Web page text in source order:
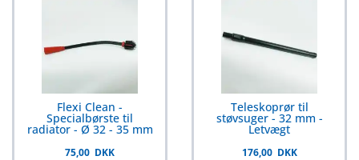
Flexi Clean -
Specialbørste til
radiator - Ø 32 - 35 mm
75,00 DKK
Teleskoprør til
støvsuger - 32 mm -
Letvægt
176,00 DKK